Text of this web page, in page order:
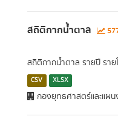
สถิติกากน้ำตาล
สถิติกากน้ำตาล รายปี ราย
CSV XLSX
กองยุทธศาสตร์และแผน